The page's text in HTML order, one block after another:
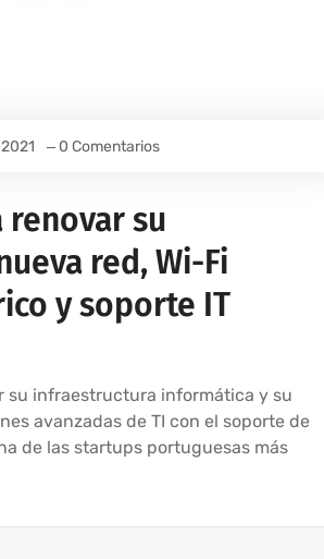
0 Comentarios
renovar su
red, Wi-Fi
y soporte IT
su infraestructura informática y su
avanzadas de TI con el soporte de
de las startups portuguesas más